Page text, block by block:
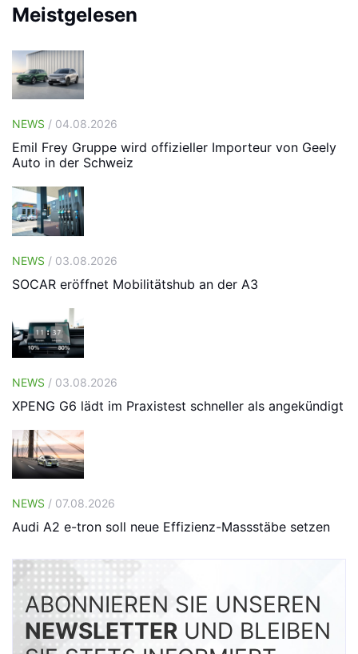
Meistgelesen
NEWS / 04.08.2026
Emil Frey Gruppe wird offizieller Importeur von Geely
Auto in der Schweiz
NEWS / 03.08.2026
SOCAR eröffnet Mobilitätshub an der A3
NEWS / 03.08.2026
XPENG G6 lädt im Praxistest schneller als angekündigt
NEWS / 07.08.2026
Audi A2 e-tron soll neue Effizienz-Massstäbe setzen
ABONNIEREN SIE UNSEREN
NEWSLETTER UND BLEIBEN